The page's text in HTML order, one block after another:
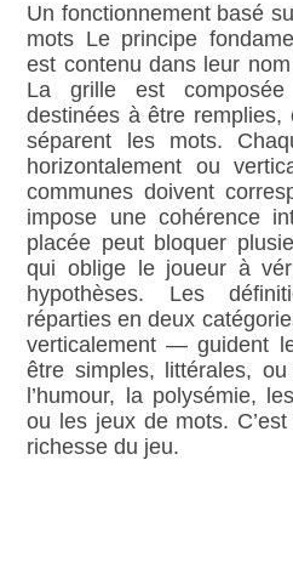
Un fonctionnement basé
mots Le principe
est contenu dans leur
La grille est
destinées à être
séparent les mots.
horizontalement ou
communes doivent
impose une cohérence
placée peut bloquer
qui oblige le joueur à
hypothèses. Les
réparties en deux
verticalement — guident
être simples, littérales,
l’humour, la polysémie,
ou les jeux de mots.
richesse du jeu.